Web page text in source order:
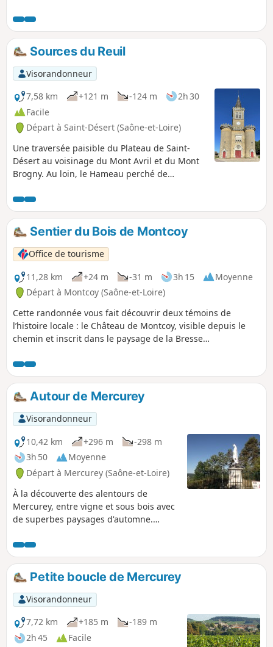
Sources du Reuil
Visorandonneur
7,58 km
+121 m -124 m
2h 30
Facile
Départ à Saint-Désert (Saône-et-Loire)
Une traversée paisible du Plateau de Saint-
Désert au voisinage du Mont Avril et du Mont
Brogny. Au loin, le Hameau perché de
que le parcours ne propose une échappée sur
la Plaine de Saône.
Sentier du Bois de Montcoy
Office de tourisme
11,28 km
+24 m -31 m 3h 15
Moyenne
Départ à Montcoy (Saône-et-Loire)
Cette randonnée vous fait découvrir deux témoins de
l’histoire locale : le Château de Montcoy, visible depuis le
chemin et inscrit dans le paysage de la Bresse
d’un ancien site fortifié médiéval. C'est une promenade
entre nature et patrimoine.
Autour de Mercurey
Visorandonneur
10,42 km
+296 m
-298 m
3h 50
Moyenne
Départ à Mercurey (Saône-et-Loire)
À la découverte des alentours de
Mercurey, entre vigne et sous bois avec
de superbes paysages d'automne.
Modification de l'itinéraire en cours car
passage à (8) dans le Bois de l'Hallier est
privé.Petite boucle de Mercurey
Visorandonneur
7,72 km
+185 m
-189 m
2h 45
Facile